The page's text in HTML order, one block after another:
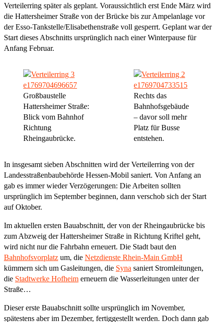
Verteilerring später als geplant. Voraussichtlich erst Ende März wird
die Hattersheimer Straße von der Brücke bis zur Ampelanlage vor
der Esso-Tankstelle/Elisabethenstraße voll gesperrt. Geplant war der
Start dieses Abschnitts ursprünglich nach einer Winterpause für
Anfang Februar.
Großbaustelle
Hattersheimer Straße:
Blick vom Bahnhof
Richtung
Rheingaubrücke.
Rechts das
Bahnhofsgebäude
– davor soll mehr
Platz für Busse
entstehen.
In insgesamt sieben Abschnitten wird der Verteilerring von der
Landesstraßenbaubehörde Hessen-Mobil saniert. Von Anfang an
gab es immer wieder Verzögerungen: Die Arbeiten sollten
ursprünglich im September beginnen, dann verschob sich der Start
auf Oktober.
Im aktuellen ersten Bauabschnitt, der von der Rheingaubrücke bis
zum Abzweig der Hattersheimer Straße in Richtung Kriftel geht,
wird nicht nur die Fahrbahn erneuert. Die Stadt baut den
Bahnhofsvorplatz um, die Netzdienste Rhein-Main GmbH
kümmern sich um Gasleitungen, die Syna saniert Stromleitungen,
die Stadtwerke Hofheim erneuern die Wasserleitungen unter der
Straße…
Dieser erste Bauabschnitt sollte ursprünglich im November,
spätestens aber im Dezember, fertiggestellt werden. Doch dann gab